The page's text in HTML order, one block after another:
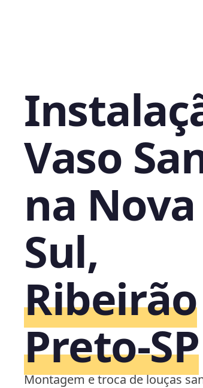
Vaso
na
Sul,
Ribeirão
Preto‑SP
Montagem e troca de louças